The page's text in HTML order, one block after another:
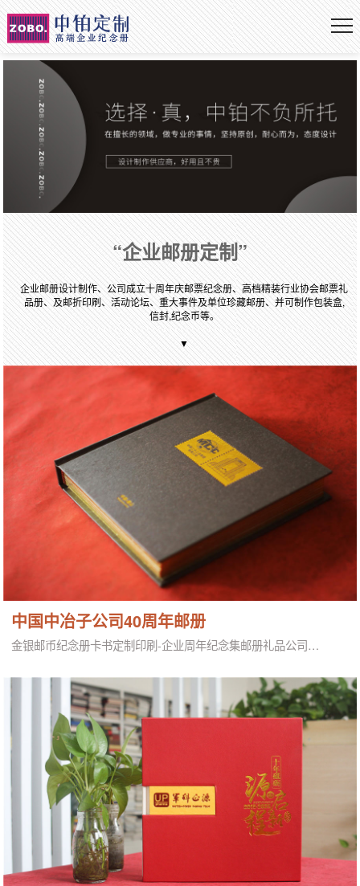
“企业邮册定制”
企业邮册设计制作、公司成立十周年庆邮票纪念册、高档精装行业协会邮票礼
品册、及邮折印刷、活动论坛、重大事件及单位珍藏邮册、并可制作包装盒,
信封,纪念币等。
▼
中国中冶子公司40周年邮册
金银邮币纪念册卡书定制印刷-企业周年纪念集邮册礼品公司…